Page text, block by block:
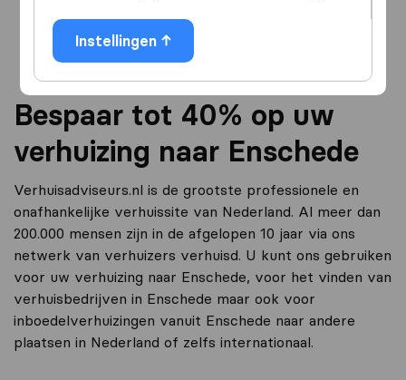
Instellingen Ga verder
Bespaar tot 40% op uw
verhuizing naar Enschede
Verhuisadviseurs.nl is de grootste professionele en
onafhankelijke verhuissite van Nederland. Al meer dan
200.000 mensen zijn in de afgelopen 10 jaar via ons
netwerk van verhuizers verhuisd. U kunt ons gebruiken
voor uw verhuizing naar Enschede, voor het vinden van
verhuisbedrijven in Enschede maar ook voor
inboedelverhuizingen vanuit Enschede naar andere
plaatsen in Nederland of zelfs internationaal.